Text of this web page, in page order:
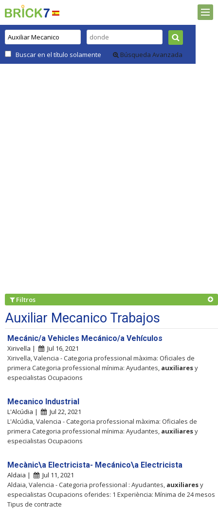
Buscar en el título solamente Búsqueda Avanzada
Filtros
Auxiliar Mecanico Trabajos
Mecánic/a Vehicles Mecánico/a Vehículos
Xirivella |
Jul 16, 2021
Xirivella, Valencia - Categoria professional màxima: Oficiales de
primera Categoria professional mínima: Ayudantes, auxiliaresy
especialistas Ocupacions
Mecanico Industrial
L'Alcúdia |
Jul 22, 2021
L'Alcúdia, Valencia - Categoria professional màxima: Oficiales de
primera Categoria professional mínima: Ayudantes, auxiliaresy
especialistas Ocupacions
Mecànic\a Electricista- Mecánico\a Electricista
Aldaia |
Jul 11, 2021
Aldaia, Valencia - Categoria professional : Ayudantes, auxiliaresy
especialistas Ocupacions oferides: 1 Experiència: Mínima de 24 mesos
Tipus de contracte